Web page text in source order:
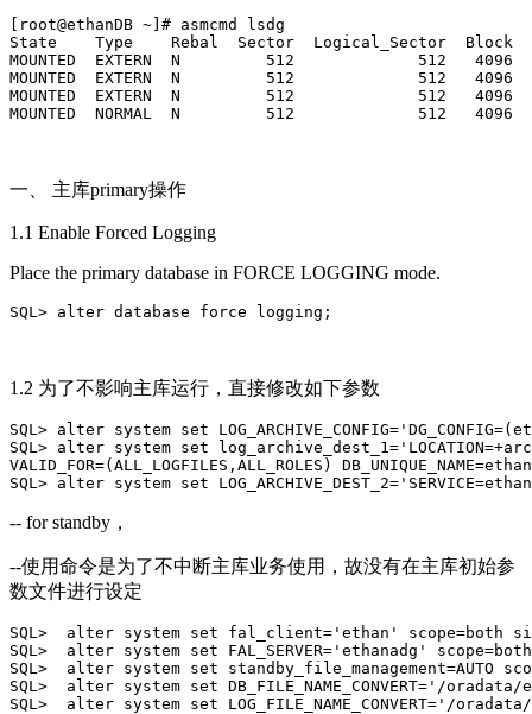
[root@ethanDB ~]# asmcmd lsdg
State
Type    Rebal  Sector  Logical_Sector  Block
MOUNTED
EXTERN  N         512             512
MOUNTED
EXTERN  N         512             512
MOUNTED
EXTERN  N         512             512
MOUNTED
NORMAL  N         512             512
一、 主库primary操作
1.1 Enable Forced Logging
Place the primary database in FORCE LOGGING mode.
SQL> alter database force logging;
1.2 为了不影响主库运行，直接修改如下参数
SQL> alter system set LOG_ARCHIVE_CONFIG=
SQL> alter system set log_archive_dest_1=
VALID_FOR=(ALL_LOGFILES,ALL_ROLES)
SQL> alter system set LOG_ARCHIVE_DEST_2='
-- for standby，
--使用命令是为了不中断主库业务使用，故没有在主库初始参
数文件进行设定
SQL>  alter system set fal_client= 'ethan'
scope=both
SQL>  alter system set FAL_SERVER= 'ethanadg'
SQL>  alter system set standby_file_management=AUTO
SQL>  alter system set DB_FILE_NAME_CONVERT= '/oradata/
SQL>  alter system set LOG_FILE_NAME_CONVERT= '/